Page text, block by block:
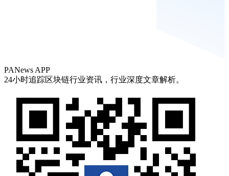
PANews APP
24小时追踪区块链行业资讯，行业深度文章解析。